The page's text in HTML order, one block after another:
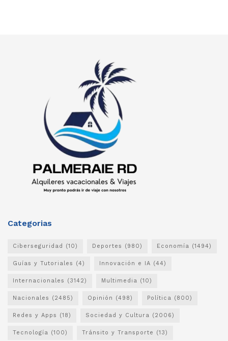
Categorias
Ciberseguridad (10) Deportes (980) Economía (1494)
Guías y Tutoriales (4) Innovación e IA (44)
Internacionales (3142) Multimedia (10)
Nacionales (2485) Opinión (498) Política (800)
Redes y Apps (18) Sociedad y Cultura (2006)
Tecnología (100) Tránsito y Transporte (13)